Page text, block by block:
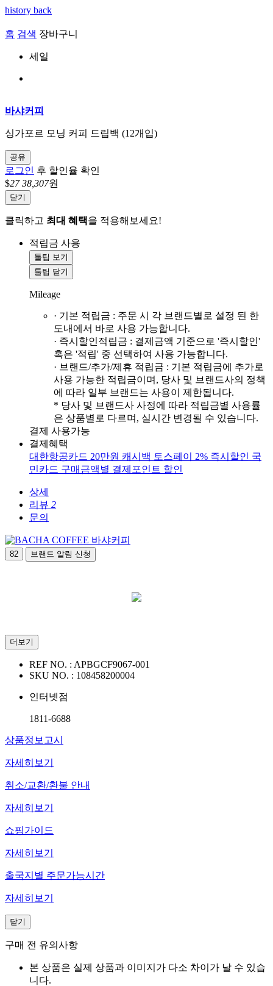
history back
홈 검색 장바구니
세일
바샤커피
싱가포르 모닝 커피 드립백 (12개입)
공유
로그인 후 할인율 확인
$27 38,307원
닫기
클릭하고 최대 혜택을 적용해보세요!
적립금 사용
툴팁 보기
툴팁 닫기
Mileage
· 기본 적립금 : 주문 시 각 브랜드별로 설정 된 한
도내에서 바로 사용 가능합니다.
· 즉시할인적립금 : 결제금액 기준으로 '즉시할인'
혹은 '적립' 중 선택하여 사용 가능합니다.
· 브랜드/추가/제휴 적립금 : 기본 적립금에 추가로
사용 가능한 적립금이며, 당사 및 브랜드사의 정책
에 따라 일부 브랜드는 사용이 제한됩니다.
* 당사 및 브랜드사 사정에 따라 적립금별 사용률
은 상품별로 다르며, 실시간 변경될 수 있습니다.
결제 사용가능
결제혜택
대한항공카드 20만원 캐시백 토스페이 2% 즉시할인 국
민카드 구매금액별 결제포인트 할인
상세
리뷰 2
문의
바샤커피
82 브랜드 알림 신청
더보기
REF NO. : APBGCF9067-001
SKU NO. : 108458200004
인터넷점
1811-6688
상품정보고시
자세히보기
취소/교환/환불 안내
자세히보기
쇼핑가이드
자세히보기
출국지별 주문가능시간
자세히보기
닫기
구매 전 유의사항
본 상품은 실제 상품과 이미지가 다소 차이가 날 수 있습
니다.